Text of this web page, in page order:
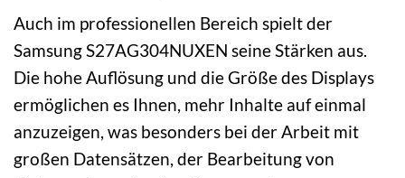
Auch im professionellen Bereich spielt der
Samsung S27AG304NUXEN seine Stärken aus.
Die hohe Auflösung und die Größe des Displays
ermöglichen es Ihnen, mehr Inhalte auf einmal
anzuzeigen, was besonders bei der Arbeit mit
großen Datensätzen, der Bearbeitung von